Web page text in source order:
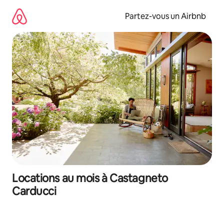
directement
contenu
Partez-vous un Airbnb
Locations au mois à Castagneto
Carducci